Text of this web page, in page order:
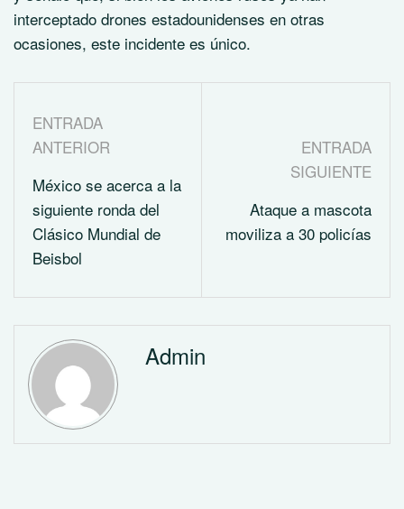
interceptado drones estadounidenses en otras
ocasiones, este incidente es único.
ENTRADA
ANTERIOR
México se acerca a la
siguiente ronda del
Clásico Mundial de
Beisbol
ENTRADA
SIGUIENTE
Ataque a mascota
moviliza a 30 policías
Admin